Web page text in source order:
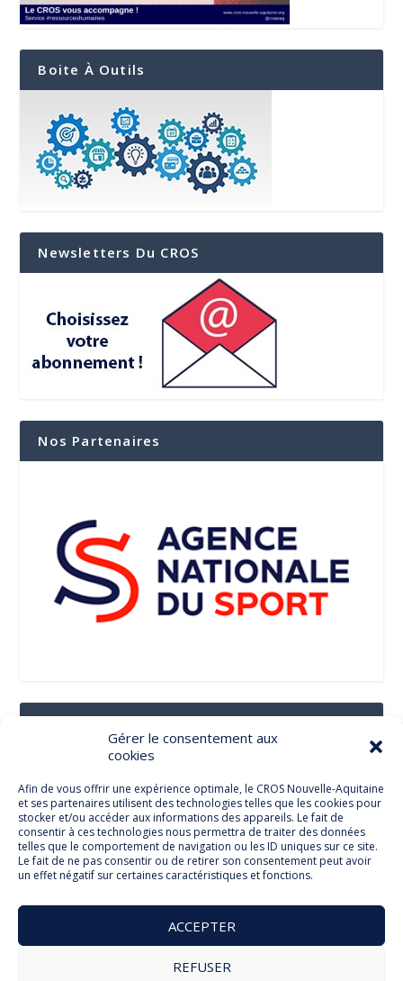
Gérer le consentement aux
cookies
Afin de vous offrir une expérience optimale, le CROS Nouvelle-Aquitaine
et ses partenaires utilisent des technologies telles que les cookies pour
stocker et/ou accéder aux informations des appareils. Le fait de
consentir à ces technologies nous permettra de traiter des données
telles que le comportement de navigation ou les ID uniques sur ce site.
Le fait de ne pas consentir ou de retirer son consentement peut avoir
un effet négatif sur certaines caractéristiques et fonctions.
ACCEPTER
REFUSER
Boite À Outils
Newsletters Du CROS
Nos Partenaires
Suivez-Nous Sur Les Réseaux Sociaux
Facebook